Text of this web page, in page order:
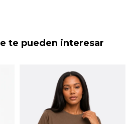
te pueden interesar